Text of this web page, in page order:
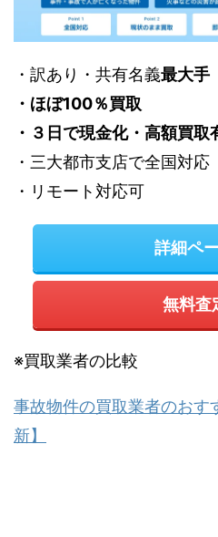
・訳あり・共有名義最大手
・ほぼ100％買取
・３日で現金化・高額買取
・三大都市支店で全国対応
・リモート対応可
詳細ペ
無料査
※買取業者の比較
事故物件の買取業者のおす
新】